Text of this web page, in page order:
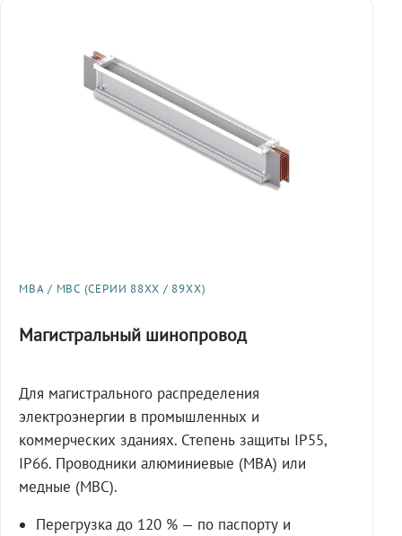
МВА / МВС (СЕРИИ 88XX / 89XX)
Магистральный шинопровод
Для магистрального распределения
электроэнергии в промышленных и
коммерческих зданиях. Степень защиты IP55,
IP66. Проводники алюминиевые (МВА) или
медные (МВС).
Перегрузка до 120 % — по паспорту и